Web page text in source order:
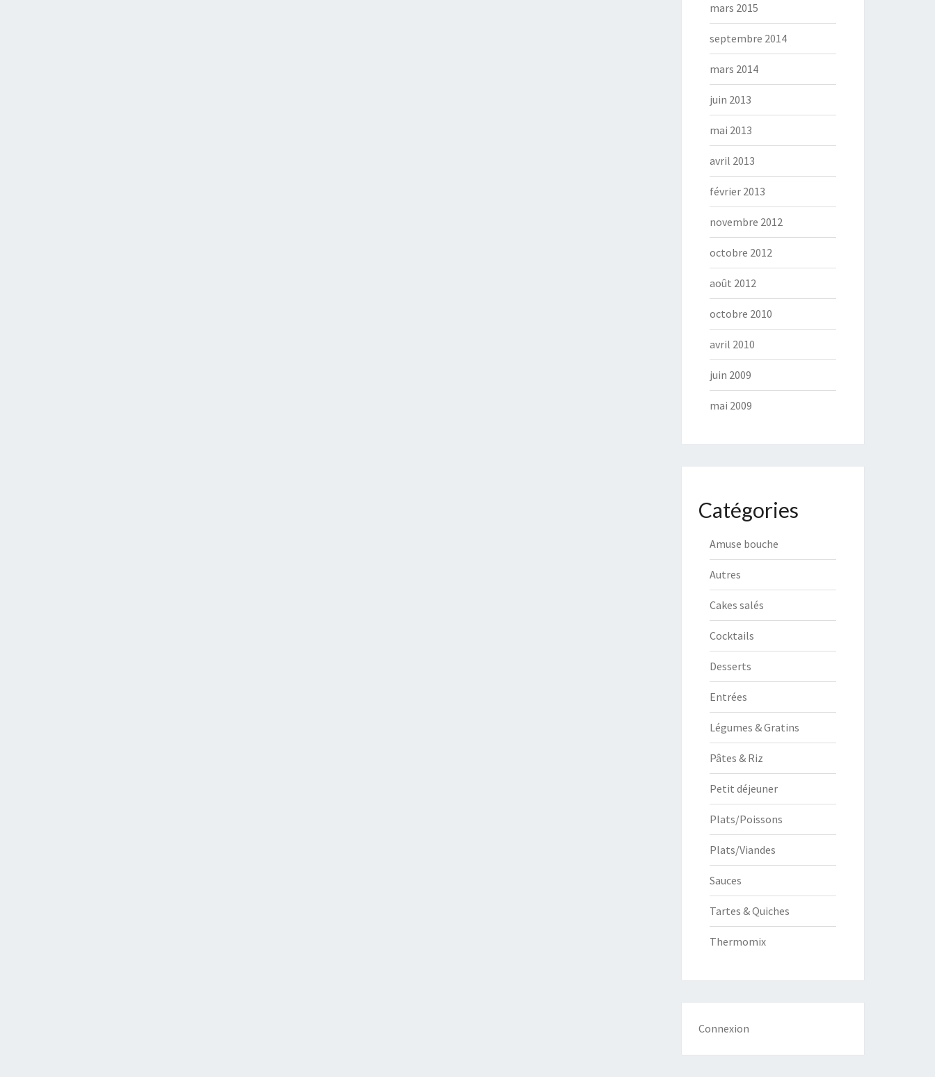
mars 2015
septembre 2014
mars 2014
juin 2013
mai 2013
avril 2013
février 2013
novembre 2012
octobre 2012
août 2012
octobre 2010
avril 2010
juin 2009
mai 2009
Catégories
Amuse bouche
Autres
Cakes salés
Cocktails
Desserts
Entrées
Légumes & Gratins
Pâtes & Riz
Petit déjeuner
Plats/Poissons
Plats/Viandes
Sauces
Tartes & Quiches
Thermomix
Connexion